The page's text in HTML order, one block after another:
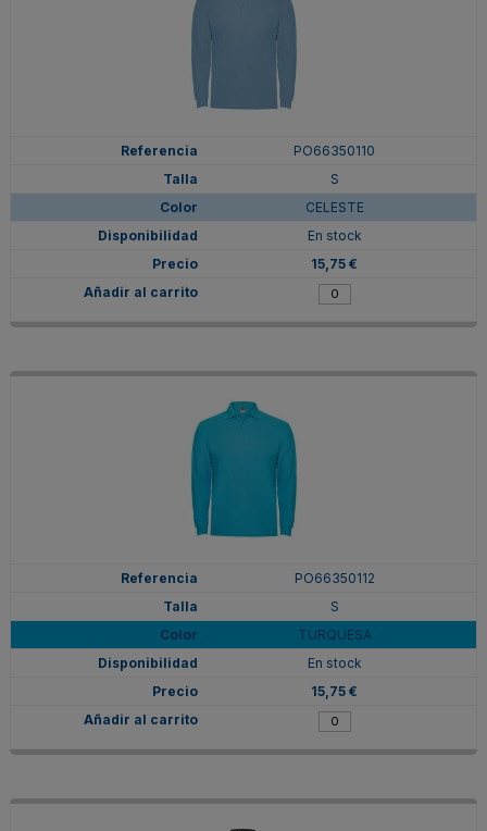
PO66350110
S
CELESTE
En stock
15,75 €
PO66350112
S
TURQUESA
En stock
15,75 €